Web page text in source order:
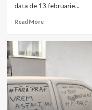
data de 13 februarie...
Read More